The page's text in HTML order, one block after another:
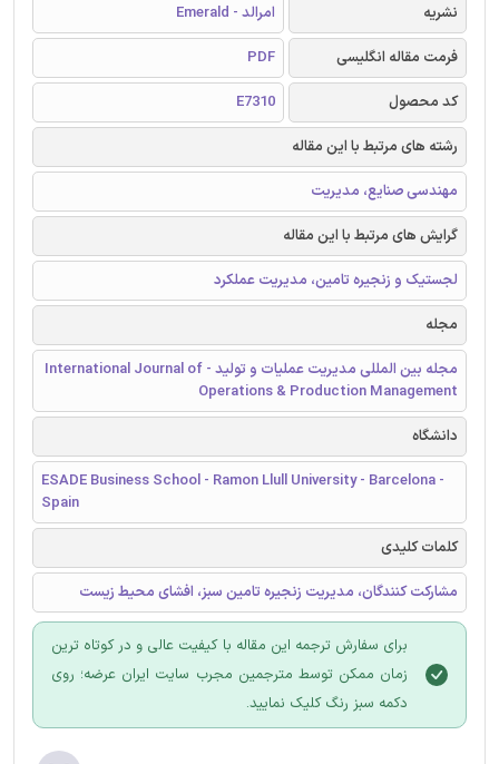
نشریه
امرالد - Emerald
فرمت مقاله انگلیسی
PDF
کد محصول
E7310
رشته های مرتبط با این مقاله
مهندسی صنایع، مدیریت
گرایش های مرتبط با این مقاله
لجستیک و زنجیره تامین، مدیریت عملکرد
مجله
مجله بین المللی مدیریت عملیات و تولید - International Journal of
Operations & Production Management
دانشگاه
ESADE Business School - Ramon Llull University - Barcelona -
Spain
کلمات کلیدی
مشارکت کنندگان، مدیریت زنجیره تامین سبز، افشای محیط زیست
برای سفارش ترجمه این مقاله با کیفیت عالی و در کوتاه ترین
زمان ممکن توسط مترجمین مجرب سایت ایران عرضه؛ روی
دکمه سبز رنگ کلیک نمایید.